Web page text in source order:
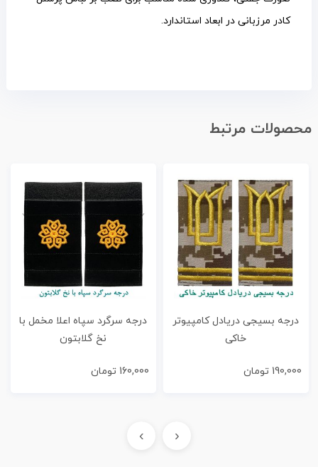
کادر مرزبانی در ابعاد استاندارد.
محصولات مرتبط
درجه بسیجی دریادل کامپیوتر
خاکی
190,000 تومان
درجه سرگرد سپاه اعلا مخمل با
نخ گلابتون
160,000 تومان
‹
›